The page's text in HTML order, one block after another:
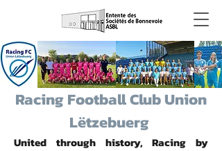
Racing Football Club Union
Lëtzebuerg
United through history, Racing by